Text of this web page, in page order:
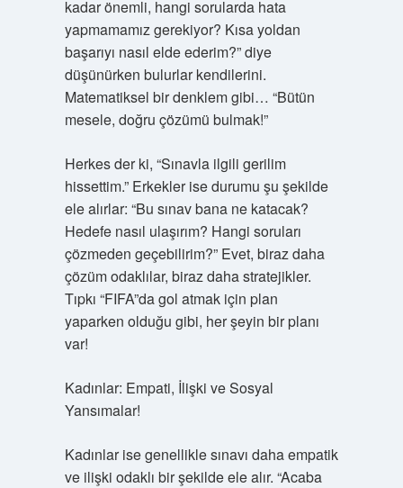
kadar önemli, hangi sorularda hata
yapmamamız gerekiyor? Kısa yoldan
başarıyı nasıl elde ederim?” diye
düşünürken bulurlar kendilerini.
Matematiksel bir denklem gibi… “Bütün
mesele, doğru çözümü bulmak!”
Herkes der ki, “Sınavla ilgili gerilim
hissettim.” Erkekler ise durumu şu şekilde
ele alırlar: “Bu sınav bana ne katacak?
Hedefe nasıl ulaşırım? Hangi soruları
çözmeden geçebilirim?” Evet, biraz daha
çözüm odaklılar, biraz daha stratejikler.
Tıpkı “FIFA”da gol atmak için plan
yaparken olduğu gibi, her şeyin bir planı
var!
Kadınlar: Empati, İlişki ve Sosyal
Yansımalar!
Kadınlar ise genellikle sınavı daha empatik
ve ilişki odaklı bir şekilde ele alır. “Acaba